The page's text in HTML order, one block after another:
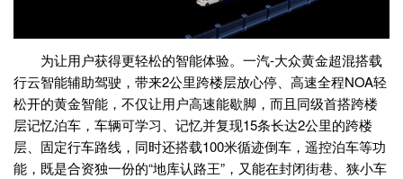
为让用户获得更轻松的智能体验。一汽-大众黄金超混搭载
行云智能辅助驾驶，带来2公里跨楼层放心停、高速全程NOA轻
松开的黄金智能，不仅让用户高速能歇脚，而且同级首搭跨楼
层记忆泊车，车辆可学习、记忆并复现15条长达2公里的跨楼
层、固定行车路线，同时还搭载100米循迹倒车，遥控泊车等功
能，既是合资独一份的“地库认路王”，又能在封闭街巷、狭小车